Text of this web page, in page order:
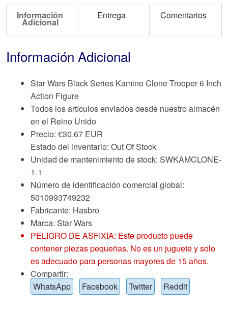
Información
Adicional
Entrega Comentarios
Información Adicional
Star Wars Black Series Kamino Clone Trooper 6 Inch
Action Figure
Todos los artículos enviados desde nuestro almacén
en el Reino Unido
Precio: €30.67 EUR
Estado del inventario: Out Of Stock
Unidad de mantenimiento de stock: SWKAMCLONE-
1-1
Número de identificación comercial global:
5010993749232
Fabricante: Hasbro
Marca: Star Wars
PELIGRO DE ASFIXIA: Este producto puede
contener piezas pequeñas. No es un juguete y solo
es adecuado para personas mayores de 15 años.
Compartir:
WhatsApp
Facebook Twitter Reddit